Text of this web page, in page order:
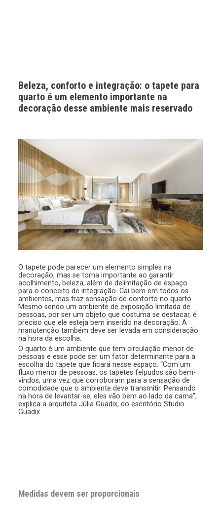
Beleza, conforto e integração: o tapete para
quarto é um elemento importante na
decoração desse ambiente mais reservado
O tapete pode parecer um elemento simples na
decoração, mas se torna importante ao garantir
acolhimento, beleza, além de delimitação de espaço
para o conceito de integração. Cai bem em todos os
ambientes, mas traz sensação de conforto no quarto.
Mesmo sendo um ambiente de exposição limitada de
pessoas, por ser um objeto que costuma se destacar, é
preciso que ele esteja bem inserido na decoração. A
manutenção também deve ser levada em consideração
na hora da escolha.
O quarto é um ambiente que tem circulação menor de
pessoas e esse pode ser um fator determinante para a
escolha do tapete que ficará nesse espaço. “Com um
fluxo menor de pessoas, os tapetes felpudos são bem-
vindos, uma vez que corroboram para a sensação de
comodidade que o ambiente deve transmitir. Pensando
na hora de levantar-se, eles vão bem ao lado da cama”,
explica a arquiteta Júlia Guadix, do escritório Studio
Guadix.
Medidas devem ser proporcionais